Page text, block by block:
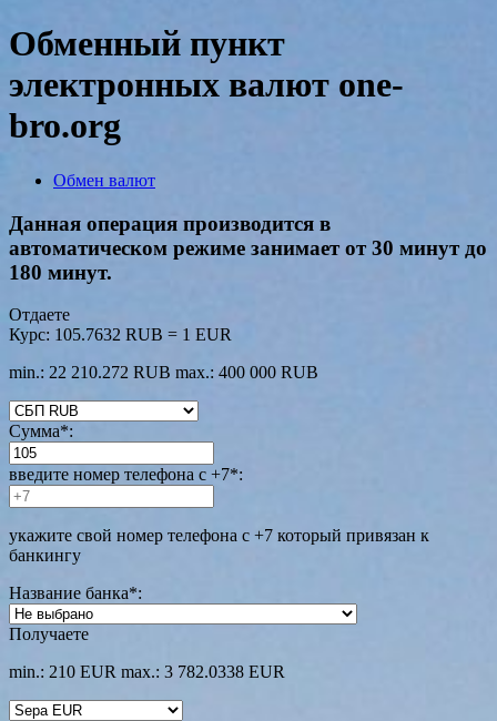
Обменный пункт
электронных валют one-
bro.org
Обмен валют
Данная операция производится в
автоматическом режиме занимает от 30 минут до
180 минут.
Отдаете
Курс: 105.7632 RUB = 1 EUR
min.: 22 210.272 RUB max.: 400 000 RUB
Сумма*:
введите номер телефона с +7*:
укажите свой номер телефона с +7 который привязан к
банкингу
Название банка*:
Получаете
min.: 210 EUR max.: 3 782.0338 EUR